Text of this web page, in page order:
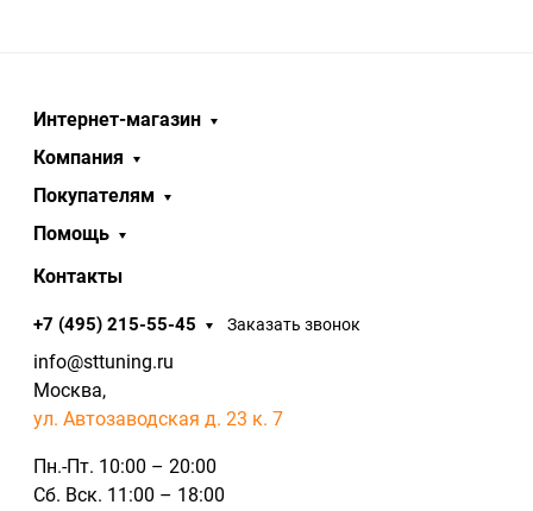
Интернет-магазин
Компания
Покупателям
Помощь
Контакты
+7 (495) 215-55-45 Заказать звонок
info@sttuning.ru
Москва,
ул. Автозаводская д. 23 к. 7
Пн.-Пт. 10:00 – 20:00
Сб. Вск. 11:00 – 18:00